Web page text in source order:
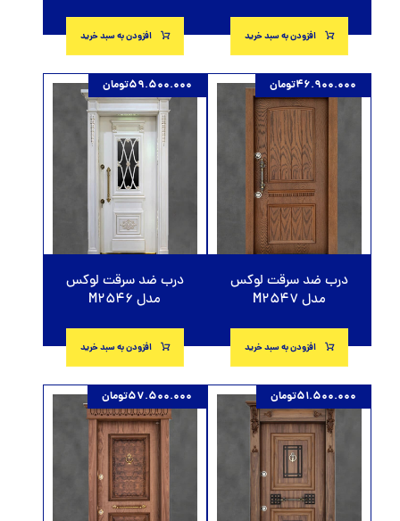
افزودن به سبد خرید افزودن به سبد خرید
درب ضد سرقت لوکس
مدل M2547
46.900.000تومان
افزودن به سبد خرید
درب ضد سرقت لوکس
مدل M2546
59.500.000تومان
افزودن به سبد خرید
51.500.000تومان 57.500.000تومان